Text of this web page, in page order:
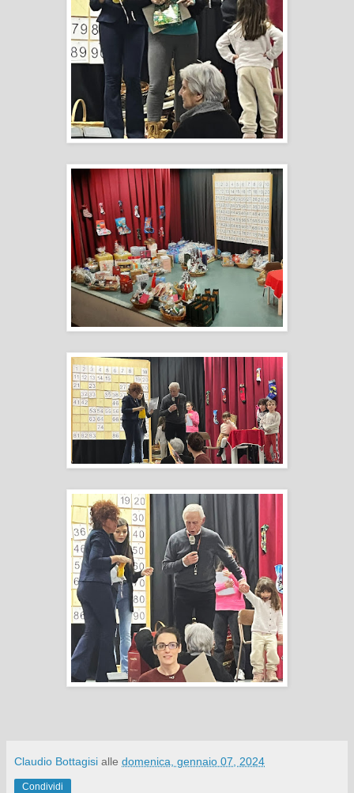
Claudio Bottagisi alle domenica, gennaio 07, 2024
Condividi